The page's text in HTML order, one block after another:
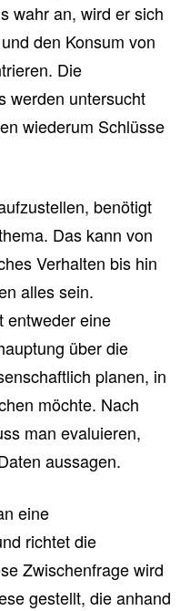
wahr an, wird er sich
den Konsum von
Die
werden untersucht
wiederum Schlüsse
benötigt
Das kann von
Verhalten bis hin
alles sein.
entweder eine
über die
planen, in
möchte. Nach
man evaluieren,
aussagen.
eine
richtet die
Zwischenfrage wird
gestellt, die anhand